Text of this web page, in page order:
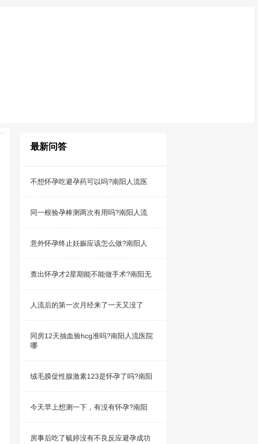
最新问答
不想怀孕吃避孕药可以吗?南阳人流医
同一根验孕棒测两次有用吗?南阳人流
意外怀孕终止妊娠应该怎么做?南阳人
查出怀孕才2星期能不能做手术?南阳无
人流后的第一次月经来了一天又没了
同房12天抽血验hcg准吗?南阳人流医院
哪
绒毛膜促性腺激素123是怀孕了吗?南阳
今天早上想测一下，有没有怀孕?南阳
房事后吃了毓婷没有不良反应避孕成功